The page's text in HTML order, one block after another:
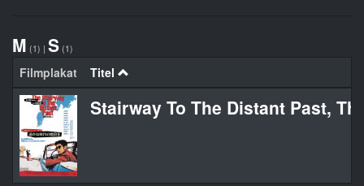
M (1) | S (1)
Filmplakat Titel
Stairway To The Distant Past,